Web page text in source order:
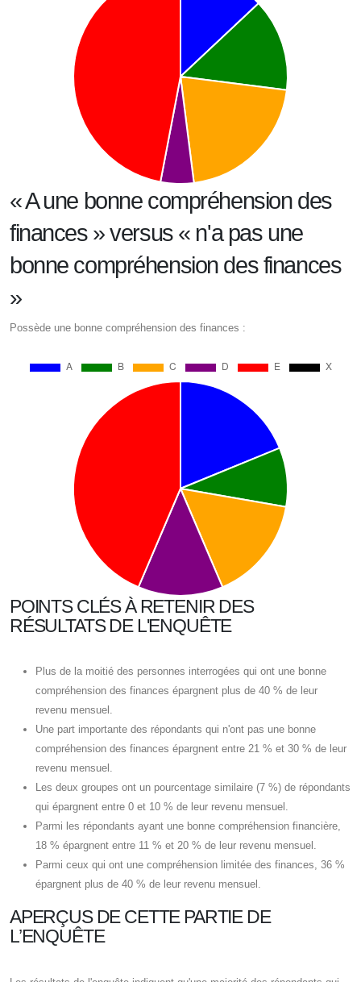
« A une bonne compréhension des
finances » versus « n'a pas une
bonne compréhension des finances
»
Possède une bonne compréhension des finances :
POINTS CLÉS À RETENIR DES
RÉSULTATS DE L'ENQUÊTE
Plus de la moitié des personnes interrogées qui ont une bonne
compréhension des finances épargnent plus de 40 % de leur
revenu mensuel.
Une part importante des répondants qui n'ont pas une bonne
compréhension des finances épargnent entre 21 % et 30 % de leur
revenu mensuel.
Les deux groupes ont un pourcentage similaire (7 %) de répondants
qui épargnent entre 0 et 10 % de leur revenu mensuel.
Parmi les répondants ayant une bonne compréhension financière,
18 % épargnent entre 11 % et 20 % de leur revenu mensuel.
Parmi ceux qui ont une compréhension limitée des finances, 36 %
épargnent plus de 40 % de leur revenu mensuel.
APERÇUS DE CETTE PARTIE DE
L’ENQUÊTE